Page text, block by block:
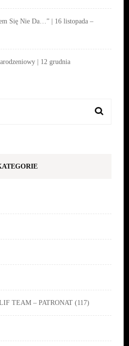
Się Nie Da…” | 16 listopada –
| 12 grudnia
TEAM – PATRONAT (117)